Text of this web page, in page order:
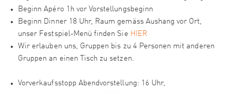
Beginn Apéro 1h vor Vorstellungsbeginn
Beginn Dinner 18 Uhr, Raum gemäss Aushang vor Ort,
unser Festspiel-Menü finden Sie HIER
Wir erlauben uns, Gruppen bis zu 4 Personen mit anderen
Gruppen an einen Tisch zu setzen.
Vorverkaufsstopp Abendvorstellung: 16 Uhr,